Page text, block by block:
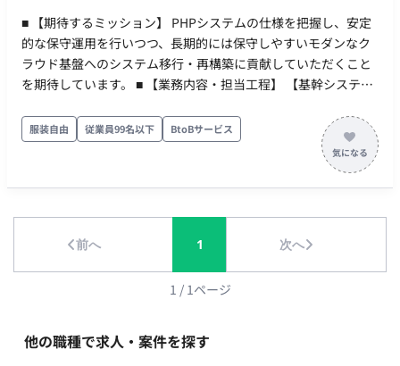
■ 【期待するミッション】 PHPシステムの仕様を把握し、安定
的な保守運用を行いつつ、長期的には保守しやすいモダンなク
ラウド基盤へのシステム移行・再構築に貢献していただくこと
を期待しています。 ■ 【業務内容・担当工程】 【基幹システム
システムの保守運用、外部APIとの連携処理実装、およびLinux
サーバー上での定期実行スクリプトの開発などをお任せしま
す。ゆくゆくは最新のクラウド環境への移行業務にも携わって
いただきます。 【設計・実装・テスト・保守運用】 ■ 【開発環
週5日 ・フルリモート稼働：可能 ・ フレックス稼働：可能
服装自由 従業員99名以下 BtoBサービス
前へ 1 次へ
1 / 1ページ
他の職種で求人・案件を探す